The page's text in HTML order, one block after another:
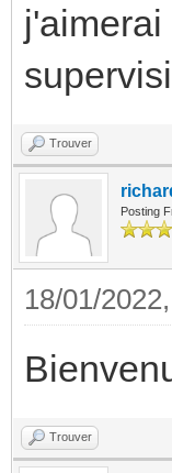
Trouver
Posting
18/01/
Trouver